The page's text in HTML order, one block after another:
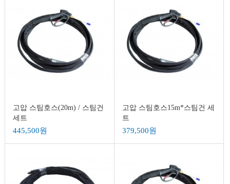
고압 스팀호스(20m) / 스팀건
세트
445,500원
고압 스팀호스15m*스팀건 세
트
379,500원